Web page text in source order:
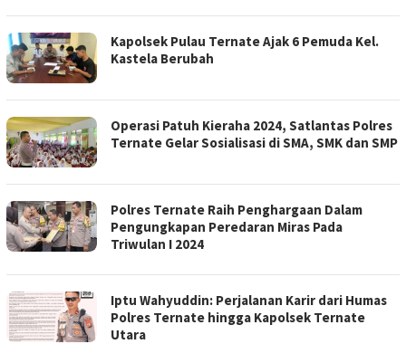
Kapolsek Pulau Ternate Ajak 6 Pemuda Kel.
Kastela Berubah
Operasi Patuh Kieraha 2024, Satlantas Polres
Ternate Gelar Sosialisasi di SMA, SMK dan SMP
Polres Ternate Raih Penghargaan Dalam
Pengungkapan Peredaran Miras Pada
Triwulan I 2024
Iptu Wahyuddin: Perjalanan Karir dari Humas
Polres Ternate hingga Kapolsek Ternate
Utara